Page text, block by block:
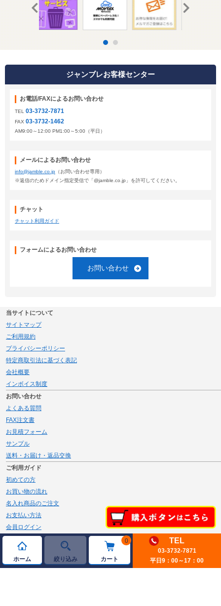
ホーム 絞り込み
0
カート
TEL
03-3732-7871
平日9：00～17：00
ジャンブレお客様センター
お電話/FAXによるお問い合わせ
TEL 03-3732-7871
FAX 03-3732-1462
AM9:00～12:00 PM1:00～5:00（平日）
メールによるお問い合わせ
info@jamble.co.jp （お問い合わせ専用）
※返信のためドメイン指定受信で「@jamble.co.jp」を許可してください。
チャット
チャット利用ガイド
フォームによるお問い合わせ
お問い合わせ
当サイトについて
サイトマップ
ご利用規約
プライバシーポリシー
特定商取引法に基づく表記
会社概要
インボイス制度
お問い合わせ
よくある質問
FAX注文書
お見積フォーム
サンプル
送料・お届け・返品交換
ご利用ガイド
初めての方
お買い物の流れ
名入れ商品のご注文
お支払い方法
会員ログイン
メルマガ登録
新規会員登録
ページトップへ